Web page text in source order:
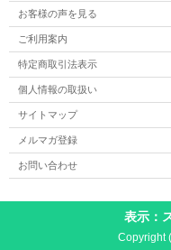
お客様の声を見る
ご利用案内
特定商取引法表示
個人情報の取扱い
サイトマップ
メルマガ登録
お問い合わせ
表示：
Copyright